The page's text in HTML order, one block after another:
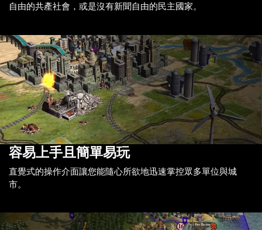
自由的共產社會，或是沒有新聞自由的民主國家。
容易上手且簡單易玩
直覺式的操作介面讓您能隨心所欲地迅速掌控眾多單位與城
市。